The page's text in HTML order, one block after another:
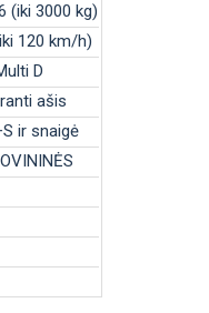
(iki 3000 kg)
120 km/h)
D
ašis
ir snaigė